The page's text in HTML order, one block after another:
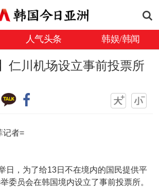
人气头条 韩娱/韩闻
仁川机场设立事前投票所
记者=
，为了给13日不在境内的国民提供平
委员会在韩国境内设立了事前投票所。